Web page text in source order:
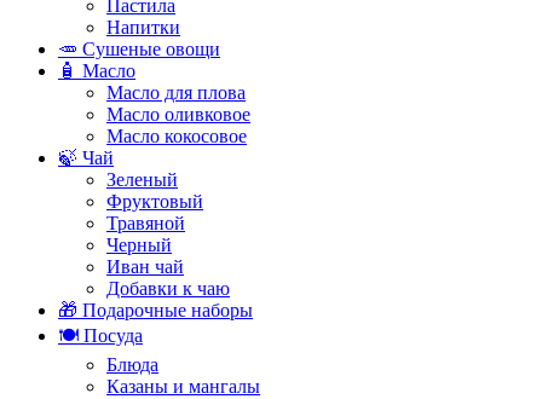
Пастила
Напитки
🥕 Сушеные овощи
🧴 Масло
Масло для плова
Масло оливковое
Масло кокосовое
🍃 Чай
Зеленый
Фруктовый
Травяной
Черный
Иван чай
Добавки к чаю
🎁 Подарочные наборы
🍽️ Посуда
Блюда
Казаны и мангалы